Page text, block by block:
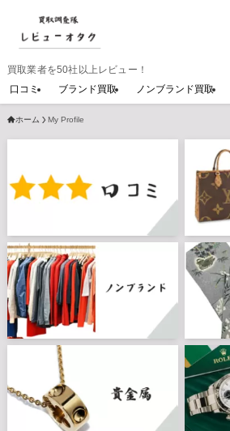
買取業者を50社以上レビュー！
口コミ
ブランド買取 ノンブランド買取
ホーム My Profile